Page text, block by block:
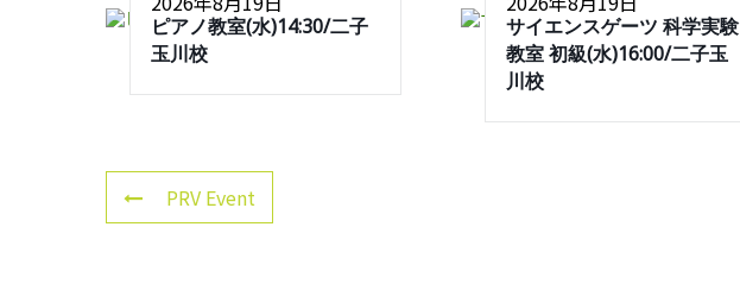
ピアノ教室(水)14:30/二子
玉川校
サイエンスゲーツ 科学実験
教室 初級(水)16:00/二子玉
川校
PRV Event